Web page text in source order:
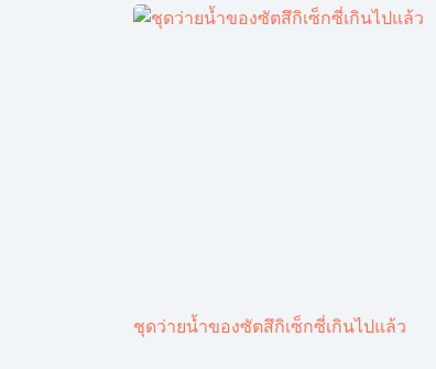
ชุดว่ายน้ำของซัตสึกิเซ็กซี่เกินไปแล้ว